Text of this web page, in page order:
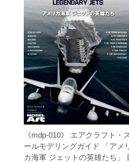
《mdp-010》 エアクラフト・
ールモデリングガイド 「アメ
カ海軍 ジェットの英雄たち」